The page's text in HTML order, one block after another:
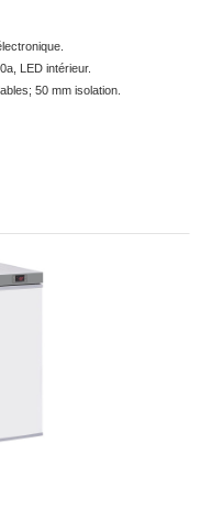
LED intérieur.
50 mm isolation.